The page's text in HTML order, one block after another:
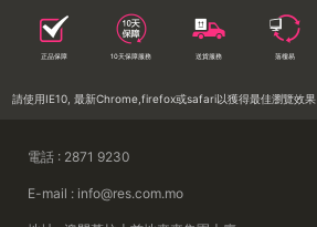
正品保障 10天保障服務 送貨服務 落樓易
請使用IE10, 最新Chrome,firefox或safari以獲得最佳瀏覽效果
電話 : 2871 9230
E-mail : info@res.com.mo